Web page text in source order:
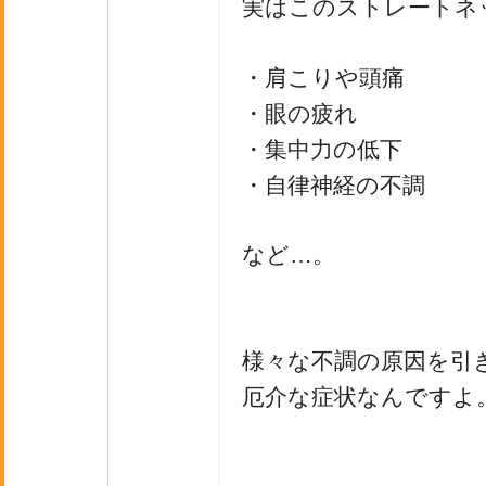
実はこのストレートネ
・肩こりや頭痛
・眼の疲れ
・集中力の低下
・自律神経の不調
など…。
様々な不調の原因を引
厄介な症状なんですよ。